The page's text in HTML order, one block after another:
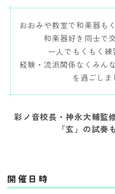
お知らせ・イベント
おおみや教室で和楽器も
和楽器好き同士で
一人でもくもく練
経験・流派関係なくみん
を過ごし
彩ノ音校長・神永大輔監
「玄」の試奏
開催日時